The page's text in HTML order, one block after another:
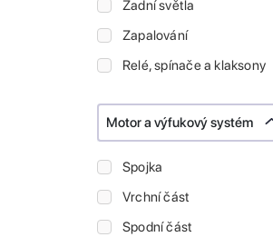
Zadní světla
Zapalování
Relé, spínače a klaksony
Motor a výfukový systém
Spojka
Vrchní část
Spodní část